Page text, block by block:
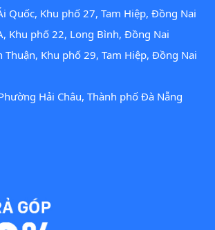
Quốc, Khu phố 27, Tam Hiệp, Đồng Nai
Khu phố 22, Long Bình, Đồng Nai
Thuận, Khu phố 29, Tam Hiệp, Đồng Nai
Hải Châu, Thành phố Đà Nẵng